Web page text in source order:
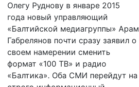
Олегу Руднову в январе 2015
года новый управляющий
«Балтийской медиагруппы» Арам
Габрелянов почти сразу заявил о
своем намерении сменить
формат «100 ТВ» и радио
«Балтика». Оба СМИ перейдут на